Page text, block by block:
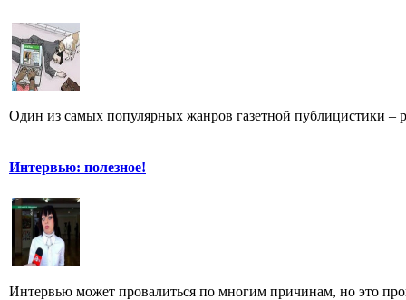
Один из самых популярных жанров газетной публицистики –
Интервью: полезное!
Интервью может провалиться по многим причинам, но это